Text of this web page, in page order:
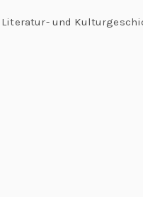
und